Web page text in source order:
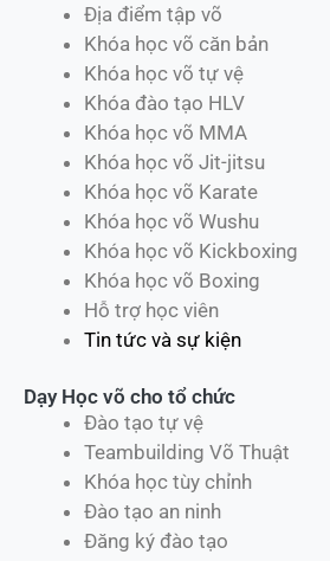
Địa điểm tập võ
Khóa học võ căn bản
Khóa học võ tự vệ
Khóa đào tạo HLV
Khóa học võ MMA
Khóa học võ Jit-jitsu
Khóa học võ Karate
Khóa học võ Wushu
Khóa học võ Kickboxing
Khóa học võ Boxing
Hỗ trợ học viên
Tin tức và sự kiện
Dạy Học võ cho tổ chức
Đào tạo tự vệ
Teambuilding Võ Thuật
Khóa học tùy chỉnh
Đào tạo an ninh
Đăng ký đào tạo